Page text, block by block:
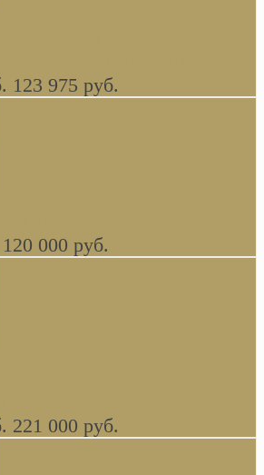
мойка 1160 x 510 мм белая,
бежевая В НАЛИЧИИ
123 975 руб.
120 000 руб.
раковина овальная
для ванной с рисунком синяя
221 000 руб.